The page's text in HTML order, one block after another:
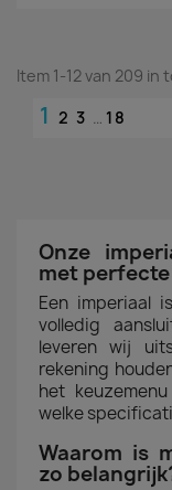
Item 1-12 van 209 in
1 2 3 … 18
Onze
met
Een imperiaal
volledig
leveren wij
rekening
het
welke
Waarom is
zo